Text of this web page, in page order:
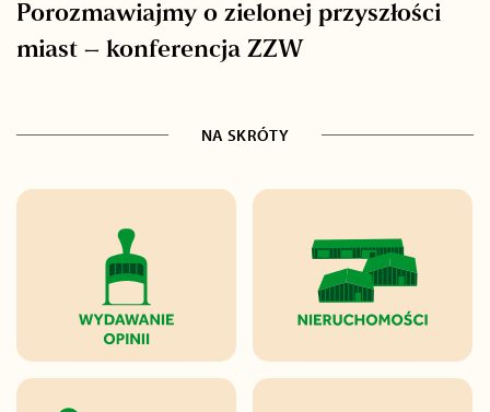
Porozmawiajmy o zielonej przyszłości
miast – konferencja ZZW
NA SKRÓTY